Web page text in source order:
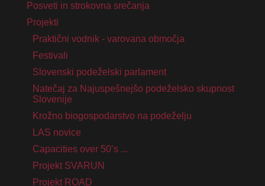
Posveti in strokovna srečanja
Projekti
Praktični vodnik - varovana območja
Festivali
Slovenski podeželski parlament
Natečaj za Najuspešnejšo podeželsko skupnost
Slovenije
Krožno biogospodarstvo na podeželju
LAS novice
Capacities over 50’s ...
Projekt SVARUN
Projekt ROAD